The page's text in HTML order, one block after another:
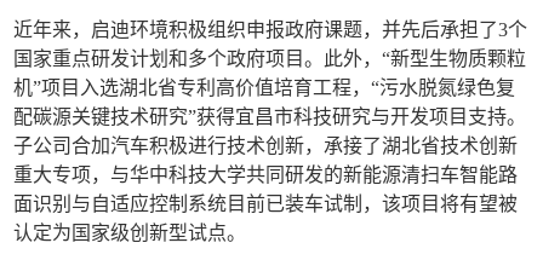
近年来，启迪环境积极组织申报政府课题，并先后承担了3个
国家重点研发计划和多个政府项目。此外，“新型生物质颗粒
机”项目入选湖北省专利高价值培育工程，“污水脱氮绿色复
配碳源关键技术研究”获得宜昌市科技研究与开发项目支持。
子公司合加汽车积极进行技术创新，承接了湖北省技术创新
重大专项，与华中科技大学共同研发的新能源清扫车智能路
面识别与自适应控制系统目前已装车试制，该项目将有望被
认定为国家级创新型试点。